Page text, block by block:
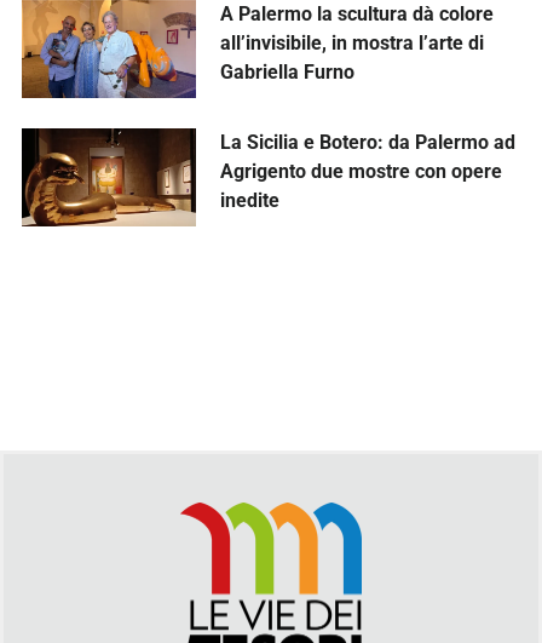
A Palermo la scultura dà colore
all’invisibile, in mostra l’arte di
Gabriella Furno
La Sicilia e Botero: da Palermo ad
Agrigento due mostre con opere
inedite